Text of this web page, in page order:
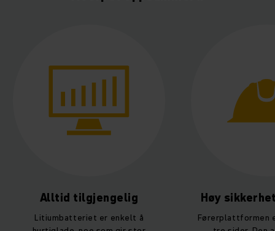
Høy sikkerhetsstandard
Førerplattformen er beskyttet på